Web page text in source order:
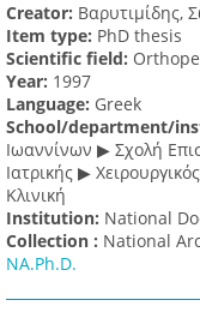
Creator: Βαρυτιμίδης,
Item type: PhD thesis
Scientific field:
Υear: 1997
Language: Greek
School/department/
Ιωαννίνων ▶ Σχολή
Ιατρικής ▶
Κλινική
Institution: National
Collection : National
NA.Ph.D.